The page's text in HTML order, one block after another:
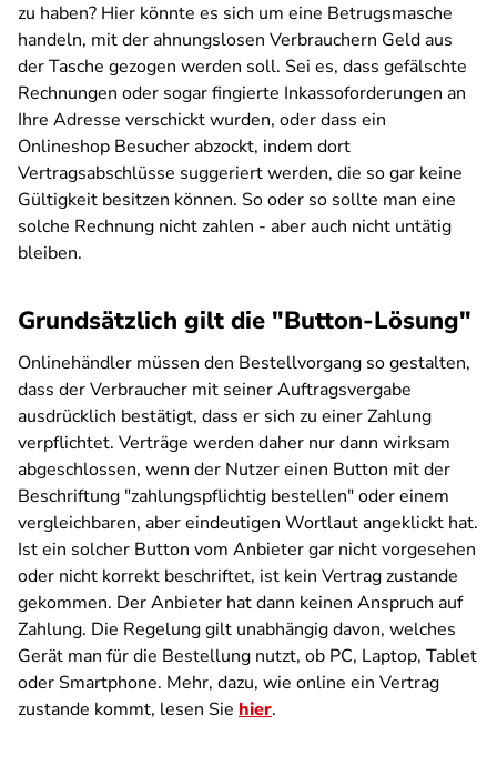
zu haben? Hier könnte es sich um eine Betrugsmasche
handeln, mit der ahnungslosen Verbrauchern Geld aus
der Tasche gezogen werden soll. Sei es, dass gefälschte
Rechnungen oder sogar fingierte Inkassoforderungen an
Ihre Adresse verschickt wurden, oder dass ein
Onlineshop Besucher abzockt, indem dort
Vertragsabschlüsse suggeriert werden, die so gar keine
Gültigkeit besitzen können. So oder so sollte man eine
solche Rechnung nicht zahlen - aber auch nicht untätig
bleiben.
Grundsätzlich gilt die "Button-Lösung"
Onlinehändler müssen den Bestellvorgang so gestalten,
dass der Verbraucher mit seiner Auftragsvergabe
ausdrücklich bestätigt, dass er sich zu einer Zahlung
verpflichtet. Verträge werden daher nur dann wirksam
abgeschlossen, wenn der Nutzer einen Button mit der
Beschriftung "zahlungspflichtig bestellen" oder einem
vergleichbaren, aber eindeutigen Wortlaut angeklickt hat.
Ist ein solcher Button vom Anbieter gar nicht vorgesehen
oder nicht korrekt beschriftet, ist kein Vertrag zustande
gekommen. Der Anbieter hat dann keinen Anspruch auf
Zahlung. Die Regelung gilt unabhängig davon, welches
Gerät man für die Bestellung nutzt, ob PC, Laptop, Tablet
oder Smartphone. Mehr, dazu, wie online ein Vertrag
zustande kommt, lesen Sie hier.